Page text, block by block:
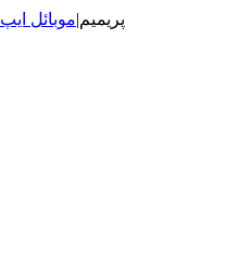
پریمیم|موبائل ایپ